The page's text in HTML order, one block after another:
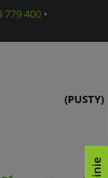
779 400•
(PUSTY)